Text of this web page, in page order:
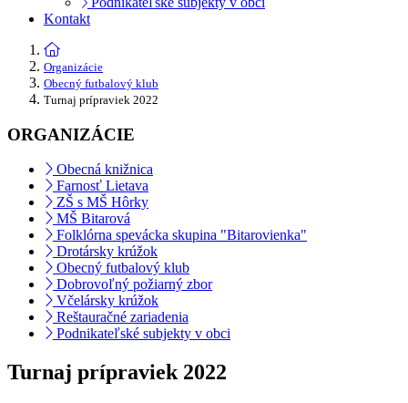
Kontakt
Organizácie
Obecný futbalový klub
Turnaj prípraviek 2022
ORGANIZÁCIE
Obecná knižnica
Farnosť Lietava
ZŠ s MŠ Hôrky
MŠ Bitarová
Folklórna spevácka skupina "Bitarovienka"
Drotársky krúžok
Obecný futbalový klub
Dobrovoľný požiarný zbor
Včelársky krúžok
Reštauračné zariadenia
Podnikateľské subjekty v obci
Turnaj prípraviek 2022